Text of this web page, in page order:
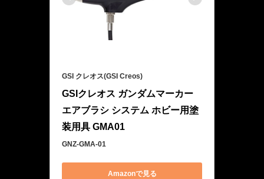
GSI クレオス(GSI Creos)
GSIクレオス ガンダムマーカー
エアブラシ システム ホビー用塗
装用具 GMA01
GNZ-GMA-01
Amazonで見る